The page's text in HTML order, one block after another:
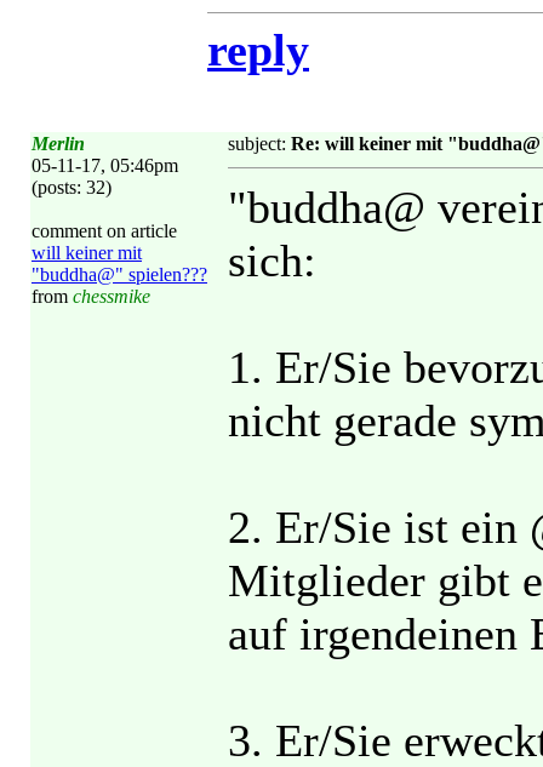
reply
Merlin
05-11-17, 05:46pm
(posts: 32)
comment on article
will keiner mit
"buddha@" spielen???
from chessmike
subject: Re: will keiner mit
"buddha@
sich:
1. Er/Sie
nicht gerade
2. Er/Sie ist ein
Mitglieder gibt
auf irgendeinen
3. Er/Sie